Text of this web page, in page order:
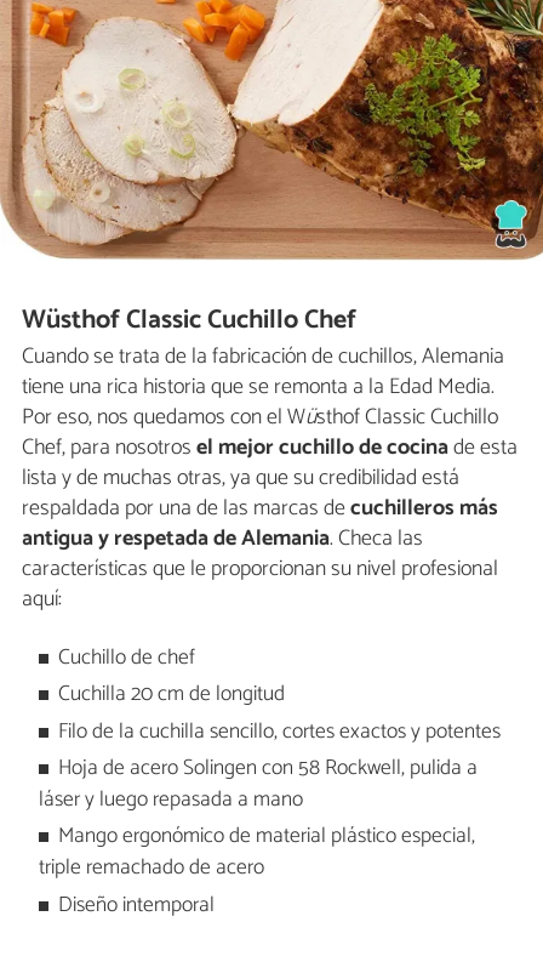
Wüsthof Classic Cuchillo Chef
Cuando se trata de la fabricación de cuchillos, Alemania
tiene una rica historia que se remonta a la Edad Media.
Por eso, nos quedamos con el Wüsthof Classic Cuchillo
Chef, para nosotrosel mejor cuchillo de cocinade esta
lista y de muchas otras, ya que su credibilidad está
respaldada por una de las marcas decuchilleros más
antigua y respetada de Alemania. Checa las
características que le proporcionan su nivel profesional
aquí:
Cuchillo de chef
Cuchilla 20 cm de longitud
Filo de la cuchilla sencillo, cortes exactos y potentes
Hoja de acero Solingen con 58 Rockwell, pulida a
láser y luego repasada a mano
Mango ergonómico de material plástico especial,
triple remachado de acero
Diseño intemporal